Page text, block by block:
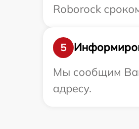
Roborock
5
Мы сообщим
адресу.